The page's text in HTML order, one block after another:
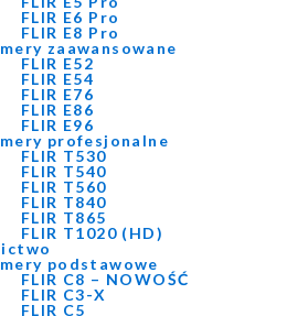
FLIR E6 Pro
FLIR E8 Pro
zaawansowane
FLIR E52
FLIR E54
FLIR E76
FLIR E86
FLIR E96
profesjonalne
FLIR T530
FLIR T540
FLIR T560
FLIR T840
FLIR T865
FLIR T1020 (HD)
podstawowe
FLIR C8 – NOWOŚĆ
FLIR C3-X
FLIR C5